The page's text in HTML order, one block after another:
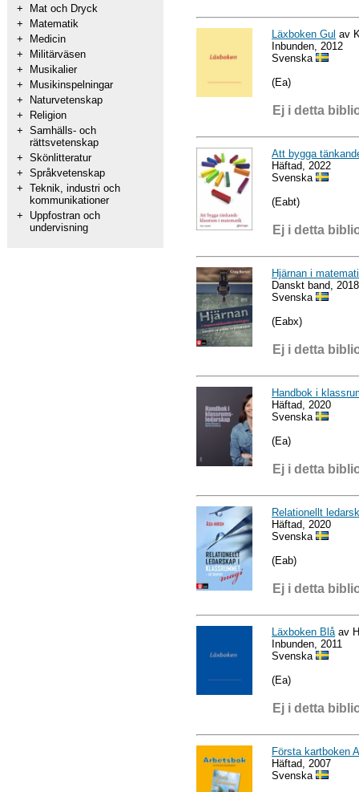
+
Mat och Dryck
+
Matematik
+
Medicin
+
Militärväsen
+
Musikalier
+
Musikinspelningar
+
Naturvetenskap
+
Religion
+ Samhälls- och
rättsvetenskap
+ Skönlitteratur
+ Språkvetenskap
+ Teknik, industri och
kommunikationer
+
Uppfostran och
undervisning
Läxboken Gul av
Inbunden, 2012
Svenska
(Ea)
Ej i detta
Att bygga
Häftad, 2022
Svenska
(Eabt)
Ej i detta
Hjärnan i
Danskt band, 2018
Svenska
(Eabx)
Ej i detta
Handbok i
Häftad, 2020
Svenska
(Ea)
Ej i detta
Relationellt
Häftad, 2020
Svenska
(Eab)
Ej i detta
Läxboken Blå av
Inbunden, 2011
Svenska
(Ea)
Ej i detta
Första kartboken
Häftad, 2007
Svenska